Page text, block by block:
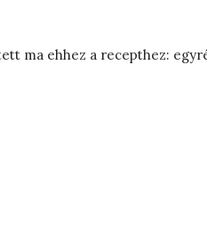
ma ehhez a recepthez: